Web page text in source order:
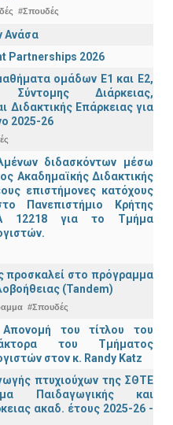
#Σπουδές
Ανάσα
Partnerships 2026
ομάδων Ε1 και Ε2,
Σύντομης Διάρκειας,
Διδακτικής Επάρκειας για
2025-26
διδασκόντων μέσω
Ακαδημαϊκής Διδακτικής
επιστήμονες κατόχους
Πανεπιστήμιο Κρήτης
12218 για το Τμήμα
προσκαλεί στο πρόγραμμα
(Tandem)
#Σπουδές
του τίτλου του
του Τμήματος
στον κ. Randy Katz
πτυχιούχων της ΣΘΤΕ
Παιδαγωγικής και
ακαδ. έτους 2025-26 -